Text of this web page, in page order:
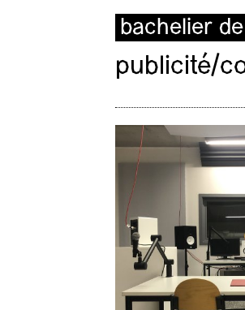
bachelier
publicité/